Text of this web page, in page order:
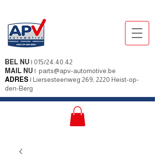
BEL NU | 015/24.40.42
MAIL NU | parts@apv-automotive.be
ADRES | Liersesteenweg 269, 2220 Heist-op-
den-Berg